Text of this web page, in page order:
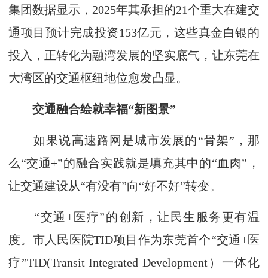
集团数据显示，2025年其承担的21个重大在建交
通项目预计完成投资153亿元，这些真金白银的
投入，正转化为融湾发展的坚实底气，让东莞在
大湾区的交通枢纽地位愈发凸显。
交通融合绘就幸福“新图景”
如果说高速路网是城市发展的“骨架”，那
么“交通+”的融合实践就是填充其中的“血肉”，
让交通建设从“有没有”向“好不好”转变。
“交通+医疗”的创新，让民生服务更有温
度。市人民医院TID项目作为东莞首个“交通+医
疗”TID(Transit Integrated Development）一体化